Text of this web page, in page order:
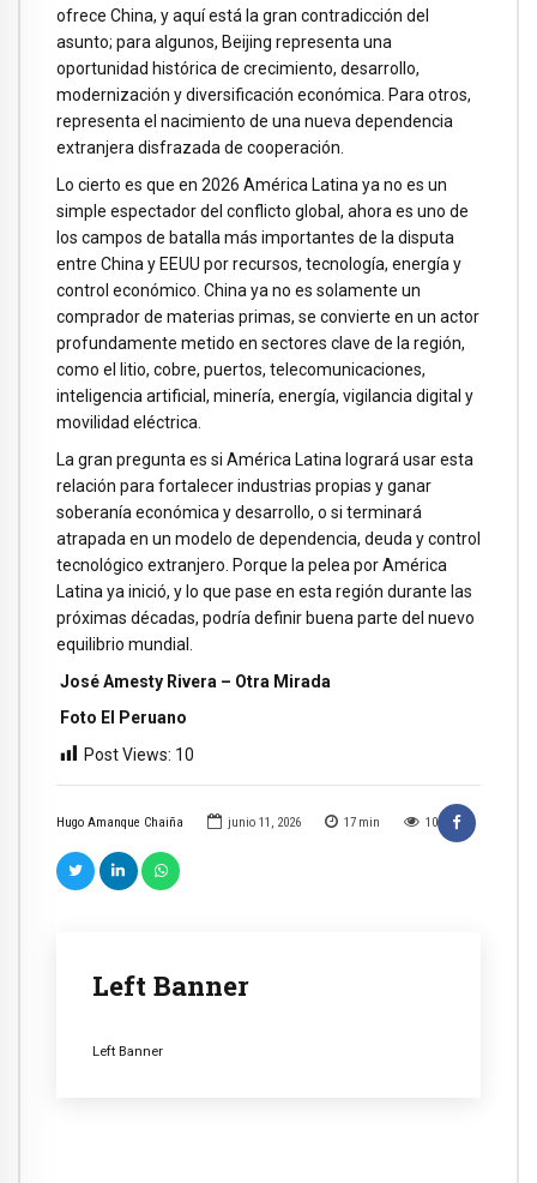
Hugo Amanque Chaiña junio 11, 2026 17 min 10
Left Banner
Left Banner
ofrece China, y aquí está la gran contradicción del
asunto; para algunos, Beijing representa una
oportunidad histórica de crecimiento, desarrollo,
modernización y diversificación económica. Para otros,
representa el nacimiento de una nueva dependencia
extranjera disfrazada de cooperación.
Lo cierto es que en 2026 América Latina ya no es un
simple espectador del conflicto global, ahora es uno de
los campos de batalla más importantes de la disputa
entre China y EEUU por recursos, tecnología, energía y
control económico. China ya no es solamente un
comprador de materias primas, se convierte en un actor
profundamente metido en sectores clave de la región,
como el litio, cobre, puertos, telecomunicaciones,
inteligencia artificial, minería, energía, vigilancia digital y
movilidad eléctrica.
La gran pregunta es si América Latina logrará usar esta
relación para fortalecer industrias propias y ganar
soberanía económica y desarrollo, o si terminará
atrapada en un modelo de dependencia, deuda y control
tecnológico extranjero. Porque la pelea por América
Latina ya inició, y lo que pase en esta región durante las
próximas décadas, podría definir buena parte del nuevo
equilibrio mundial.
José Amesty Rivera – Otra Mirada
Foto El Peruano
Post Views: 10